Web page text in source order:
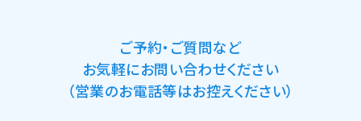
ご予約・ご質問など
お気軽にお問い合わせください
（営業のお電話等はお控えください）